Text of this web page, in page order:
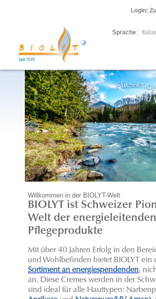
Login:
Sprache:
Willkommen in der BIOLYT-Welt
BIOLYT ist Schweizer
Welt der energieleitenden
Pflegeprodukte
Mit über 40 Jahren Erfolg in den
und Wohlbefinden bietet BIOLYT ein
Sortiment an energiespendenden,
an. Diese Cremes werden in der
sind ideal für alle Hauttypen: